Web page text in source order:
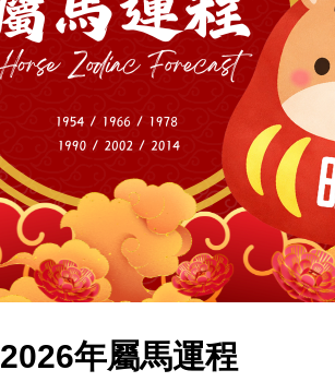
2026年屬馬運程